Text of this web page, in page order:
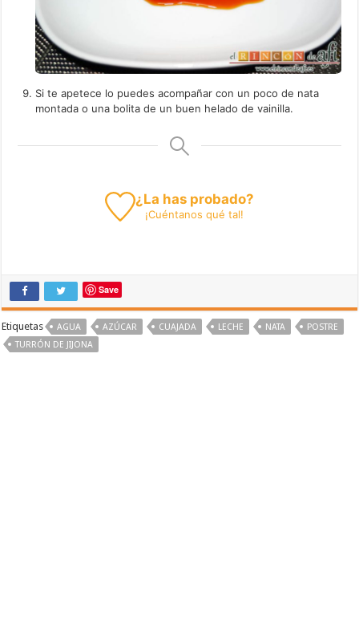
Si te apetece lo puedes acompañar con un poco de nata
montada o una bolita de un buen helado de vainilla.
¿La has probado?
¡Cuéntanos qué tal!
Save
Etiquetas AGUA AZÚCAR CUAJADA LECHE NATA
POSTRE
TURRÓN DE JIJONA